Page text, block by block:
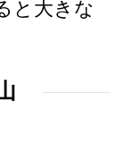
と大きな